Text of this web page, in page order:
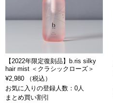
【2022年限定復刻品】b.ris silky
hair mist ＜クラシックローズ＞
¥2,980 （税込）
お気に入りの登録人数：0人
まとめ買い割引